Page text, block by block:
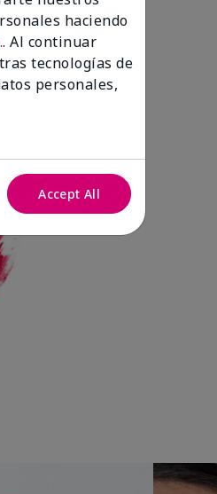
haciendo
. Al continuar
tecnologías de
personales,
Accept All